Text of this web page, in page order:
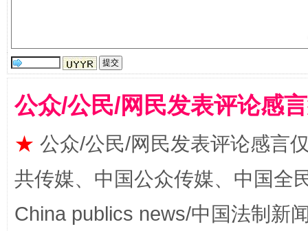
漫山遍野的桃花与雪山、麦地、白藏房 除
公众/公民/网民发表评论感
★ 公众/公民/网民发表评论感言
共传媒、中国公众传媒、中国全
China publics news/中国法制新